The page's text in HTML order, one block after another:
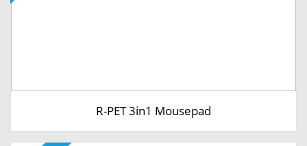
R-PET 3in1 Mousepad